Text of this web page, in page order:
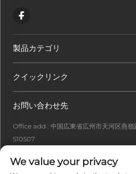
製品カテゴリ
クイックリンク
お問い合わせ先
Office add : 中国広東省広州市天河区燕嶺
510507
+86-13922415049
We value your privacy